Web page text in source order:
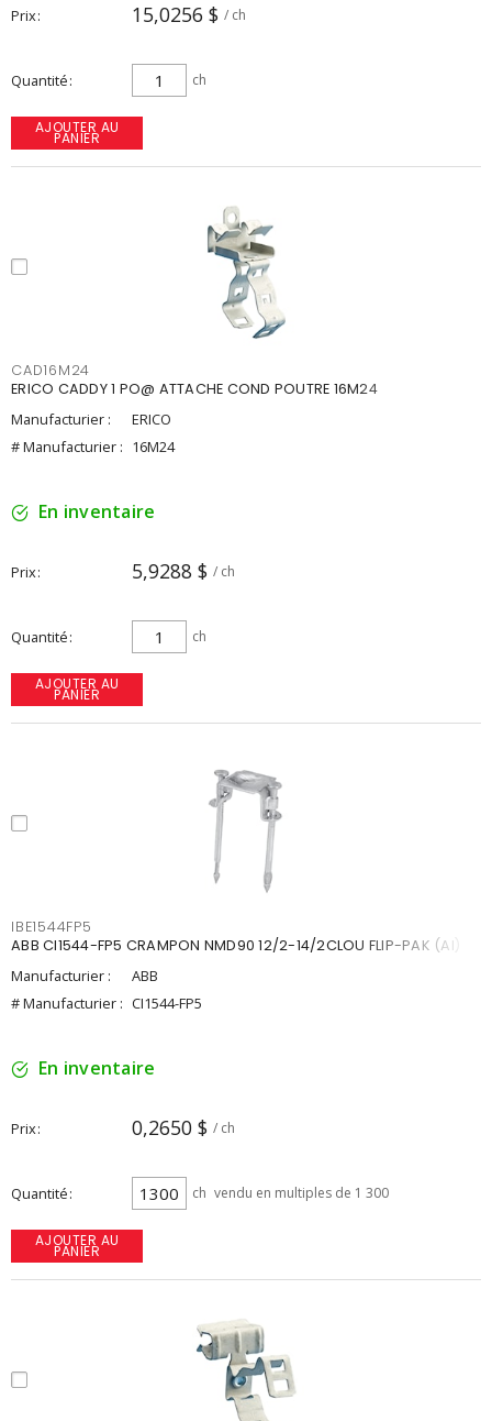
Prix 15,0256 $ / ch
Quantité ch
AJOUTER AU
PANIER
CAD16M24
ERICO CADDY 1 PO@ ATTACHE COND POUTRE 16M24
Manufacturier :
ERICO
# Manufacturier : 16M24
En inventaire
Prix 5,9288 $ / ch
Quantité ch
AJOUTER AU
PANIER
IBE1544FP5
ABB CI1544-FP5 CRAMPON NMD90 12/2-14/2CLOU FLIP-PAK (AI)
Manufacturier :
ABB
# Manufacturier : CI1544-FP5
En inventaire
Prix 0,2650 $ / ch
Quantité ch vendu en multiples de 1 300
AJOUTER AU
PANIER